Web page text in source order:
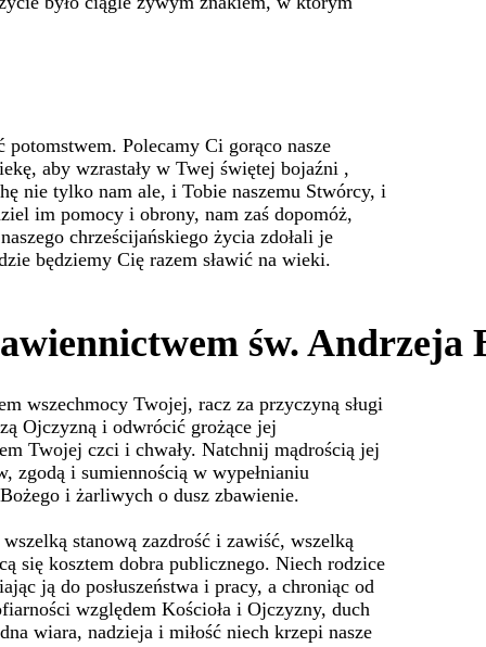
potomstwem. Polecamy Ci gorąco nasze
aby wzrastały w Twej świętej bojaźni ,
nie tylko nam ale, i Tobie naszemu Stwórcy, i
im pomocy i obrony, nam zaś dopomóż,
chrześcijańskiego życia zdołali je
będziemy Cię razem sławić na wieki.
św. Andrzeja
wszechmocy Twojej, racz za przyczyną sługi
Ojczyzną i odwrócić grożące jej
Twojej czci i chwały. Natchnij mądrością jej
zgodą i sumiennością w wypełnianiu
i żarliwych o dusz zbawienie.
stanową zazdrość i zawiść, wszelką
się kosztem dobra publicznego. Niech rodzice
ją do posłuszeństwa i pracy, a chroniąc od
względem Kościoła i Ojczyzny, duch
wiara, nadzieja i miłość niech krzepi nasze